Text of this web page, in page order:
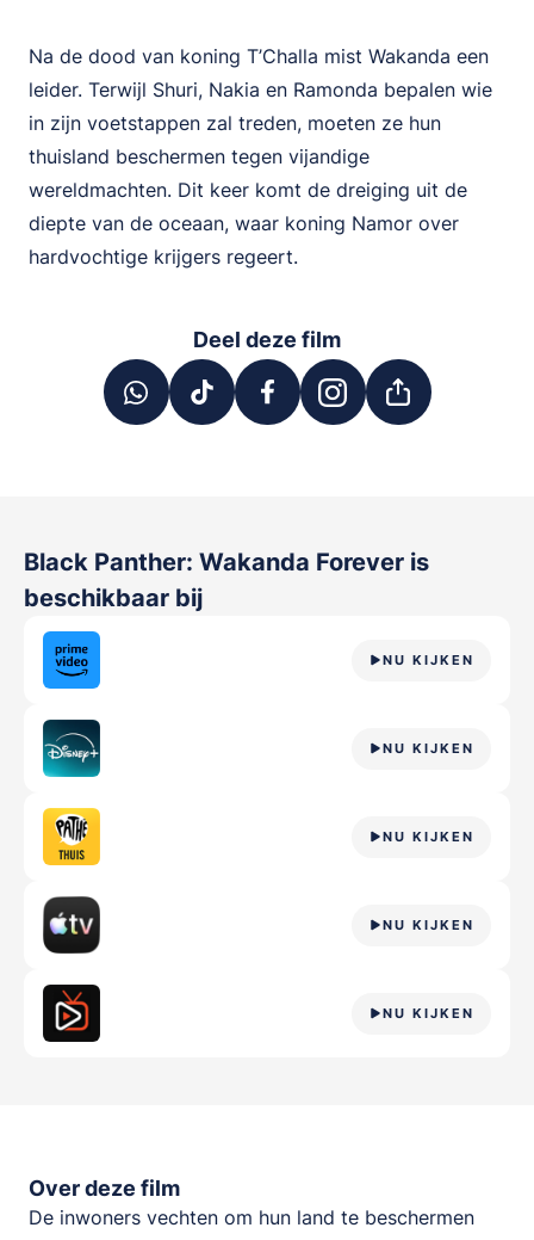
Na de dood van koning T’Challa mist Wakanda een
leider. Terwijl Shuri, Nakia en Ramonda bepalen wie
in zijn voetstappen zal treden, moeten ze hun
thuisland beschermen tegen vijandige
wereldmachten. Dit keer komt de dreiging uit de
diepte van de oceaan, waar koning Namor over
hardvochtige krijgers regeert.
Deel deze film
Black Panther: Wakanda Forever is
beschikbaar bij
NU KIJKEN
NU KIJKEN
NU KIJKEN
NU KIJKEN
NU KIJKEN
Over deze film
De inwoners vechten om hun land te beschermen